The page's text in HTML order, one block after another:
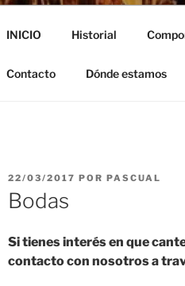
INICIO Historial
Contacto Dónde estamos
PUBLICADO
EL
22/03/2017 POR PASCUAL
Bodas
Si tienes interés en que
contacto con nosotros a